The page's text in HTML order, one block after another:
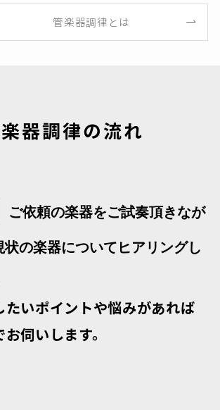
管楽器調律とは
器調律の流れ
ご依頼の楽器をご試奏頂きなが
状の楽器についてヒアリングし
たいポイントや悩みがあれば
お伺いします。